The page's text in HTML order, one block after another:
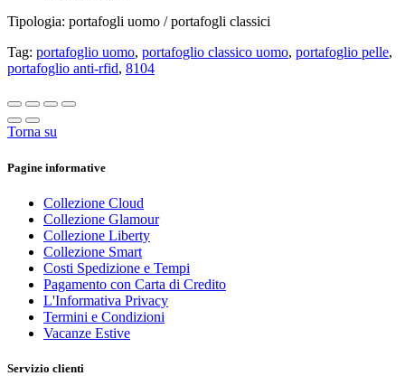
Tipologia: portafogli uomo / portafogli classici
Tag: portafoglio uomo, portafoglio classico uomo, portafoglio pelle,
portafoglio anti-rfid, 8104
Torna su
Pagine informative
Collezione Cloud
Collezione Glamour
Collezione Liberty
Collezione Smart
Costi Spedizione e Tempi
Pagamento con Carta di Credito
L'Informativa Privacy
Termini e Condizioni
Vacanze Estive
Servizio clienti